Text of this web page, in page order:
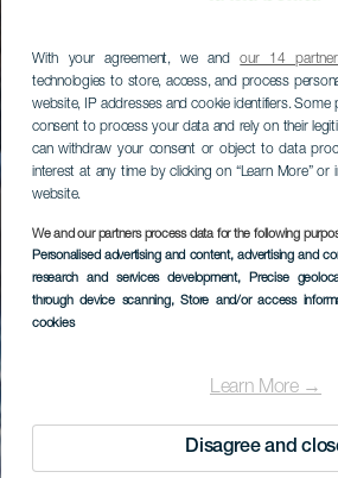
With your agreement, we andour 14
technologies to store, access, and process
website, IP addresses and cookie identifiers.
consent to process your data and rely on their
can withdraw your consent or object to data
interest at any time by clicking on “Learn More” or
website.
We and our partners process data for the following
Personalised advertising and content, advertising and
research and services development, Precise
through device scanning, Store and/or access
cookies
Learn More →
Disagree and